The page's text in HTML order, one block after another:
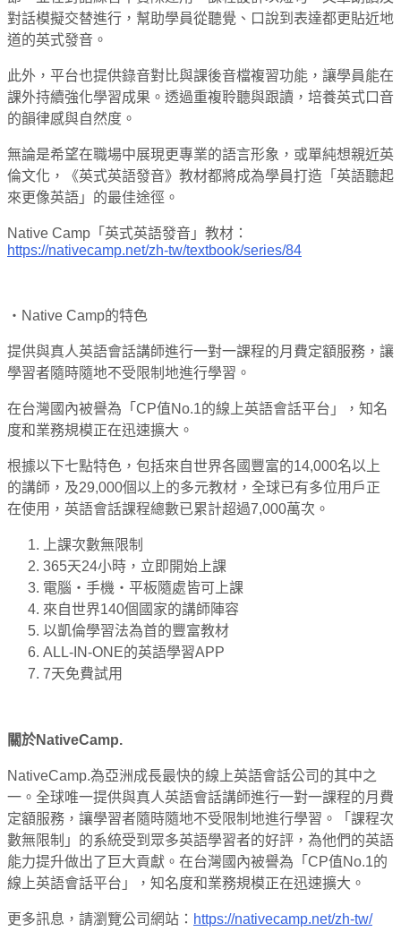
對話模擬交替進行，幫助學員從聽覺、口說到表達都更貼近地
道的英式發音。
此外，平台也提供錄音對比與課後音檔複習功能，讓學員能在
課外持續強化學習成果。透過重複聆聽與跟讀，培養英式口音
的韻律感與自然度。
無論是希望在職場中展現更專業的語言形象，或單純想親近英
倫文化，《英式英語發音》教材都將成為學員打造「英語聽起
來更像英語」的最佳途徑。
Native Camp「英式英語發音」教材：
https://nativecamp.net/zh-tw/textbook/series/84
・Native Camp的特色
提供與真人英語會話講師進行一對一課程的月費定額服務，讓
學習者隨時隨地不受限制地進行學習。
在台灣國內被譽為「CP值No.1的線上英語會話平台」，知名
度和業務規模正在迅速擴大。
根據以下七點特色，包括來自世界各國豐富的14,000名以上
的講師，及29,000個以上的多元教材，全球已有多位用戶正
在使用，英語會話課程總數已累計超過7,000萬次。
上課次數無限制
365天24小時，立即開始上課
電腦・手機・平板隨處皆可上課
來自世界140個國家的講師陣容
以凱倫學習法為首的豐富教材
ALL-IN-ONE的英語學習APP
7天免費試用
關於NativeCamp.
NativeCamp.為亞洲成長最快的線上英語會話公司的其中之
一。全球唯一提供與真人英語會話講師進行一對一課程的月費
定額服務，讓學習者隨時隨地不受限制地進行學習。「課程次
數無限制」的系統受到眾多英語學習者的好評，為他們的英語
能力提升做出了巨大貢獻。在台灣國內被譽為「CP值No.1的
線上英語會話平台」，知名度和業務規模正在迅速擴大。
更多訊息，請瀏覽公司網站： https://nativecamp.net/zh-tw/